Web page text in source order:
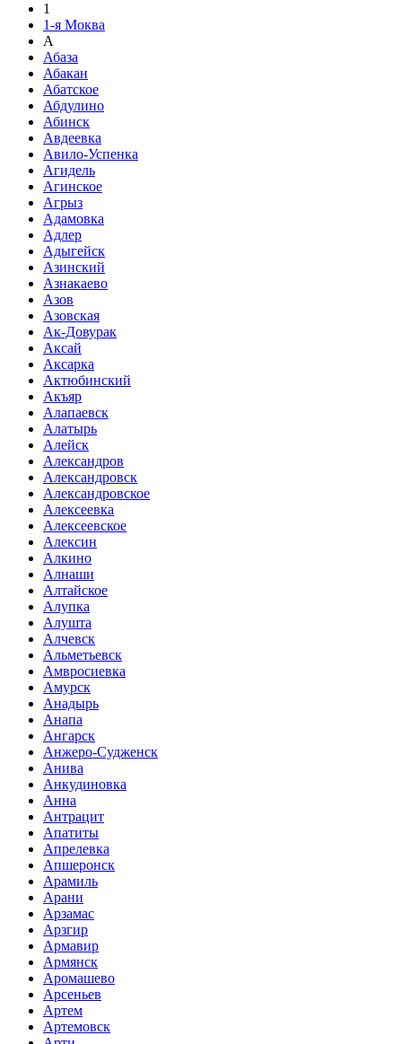
1
1-я Моква
А
Абаза
Абакан
Абатское
Абдулино
Абинск
Авдеевка
Авило-Успенка
Агидель
Агинское
Агрыз
Адамовка
Адлер
Адыгейск
Азинский
Азнакаево
Азов
Азовская
Ак-Довурак
Аксай
Аксарка
Актюбинский
Акъяр
Алапаевск
Алатырь
Алейск
Александров
Александровск
Александровское
Алексеевка
Алексеевское
Алексин
Алкино
Алнаши
Алтайское
Алупка
Алушта
Алчевск
Альметьевск
Амвросиевка
Амурск
Анадырь
Анапа
Ангарск
Анжеро-Судженск
Анива
Анкудиновка
Анна
Антрацит
Апатиты
Апрелевка
Апшеронск
Арамиль
Арани
Арзамас
Арзгир
Армавир
Армянск
Аромашево
Арсеньев
Артем
Артемовск